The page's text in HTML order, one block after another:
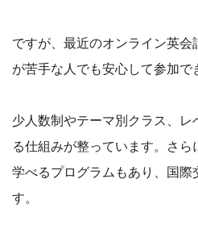
ですが、最近のオンライン英
が苦手な人でも安心して参加で
少人数制やテーマ別クラス、
る仕組みが整っています。さ
学べるプログラムもあり、国際
す。